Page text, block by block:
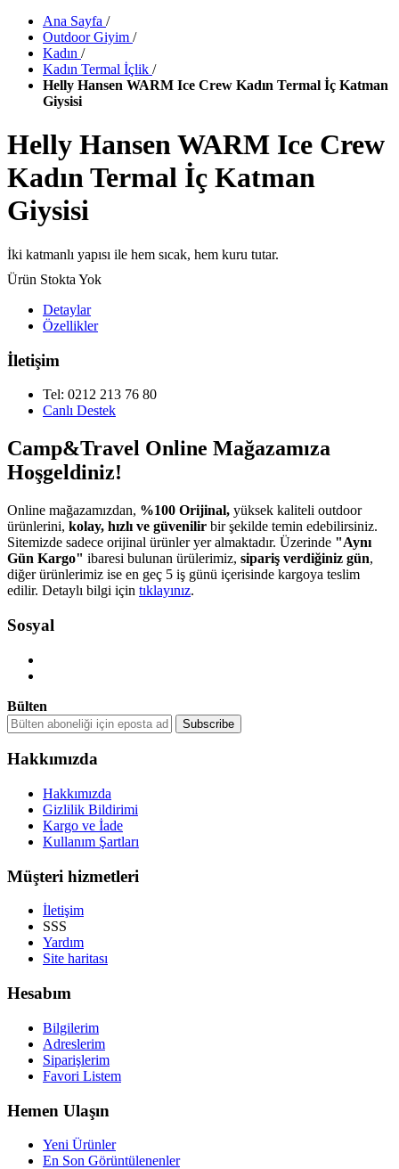
Ana Sayfa /
Outdoor Giyim /
Kadın /
Kadın Termal İçlik /
Helly Hansen WARM Ice Crew Kadın Termal İç Katman
Giysisi
Helly Hansen WARM Ice Crew
Kadın Termal İç Katman
Giysisi
İki katmanlı yapısı ile hem sıcak, hem kuru tutar.
Ürün Stokta Yok
Detaylar
Özellikler
İletişim
Tel: 0212 213 76 80
Canlı Destek
Camp&Travel Online Mağazamıza
Hoşgeldiniz!
Online mağazamızdan, %100 Orijinal, yüksek kaliteli outdoor
ürünlerini, kolay, hızlı ve güvenilir bir şekilde temin edebilirsiniz.
Sitemizde sadece orijinal ürünler yer almaktadır. Üzerinde "Aynı
Gün Kargo" ibaresi bulunan ürülerimiz, sipariş verdiğiniz gün,
diğer ürünlerimiz ise en geç 5 iş günü içerisinde kargoya teslim
edilir. Detaylı bilgi için tıklayınız.
Sosyal
Bülten
Hakkımızda
Hakkımızda
Gizlilik Bildirimi
Kargo ve İade
Kullanım Şartları
Müşteri hizmetleri
İletişim
SSS
Yardım
Site haritası
Hesabım
Bilgilerim
Adreslerim
Siparişlerim
Favori Listem
Hemen Ulaşın
Yeni Ürünler
En Son Görüntülenenler